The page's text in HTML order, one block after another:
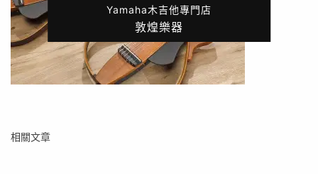
Yamaha木吉他專門店
敦煌樂器
相關文章